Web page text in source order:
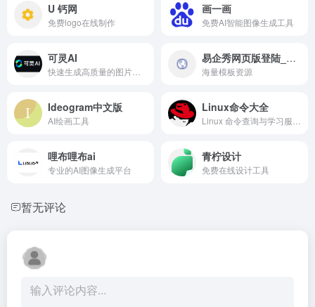
U 钙网
免费logo在线制作
画一画
免费AI智能图像生成工具
可灵AI 易企秀网页版登陆_易企秀官网
海量模板资源
Ideogram中文版
AI绘画工具
Linux命令大全
哩布哩布ai
专业的AI图像生成平台
青柠设计
免费在线设计工具
暂无评论